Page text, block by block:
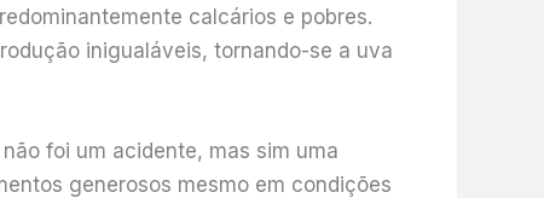
calcários e pobres.
inigualáveis, tornando-se a uva
foi um acidente, mas sim uma
generosos mesmo em condições